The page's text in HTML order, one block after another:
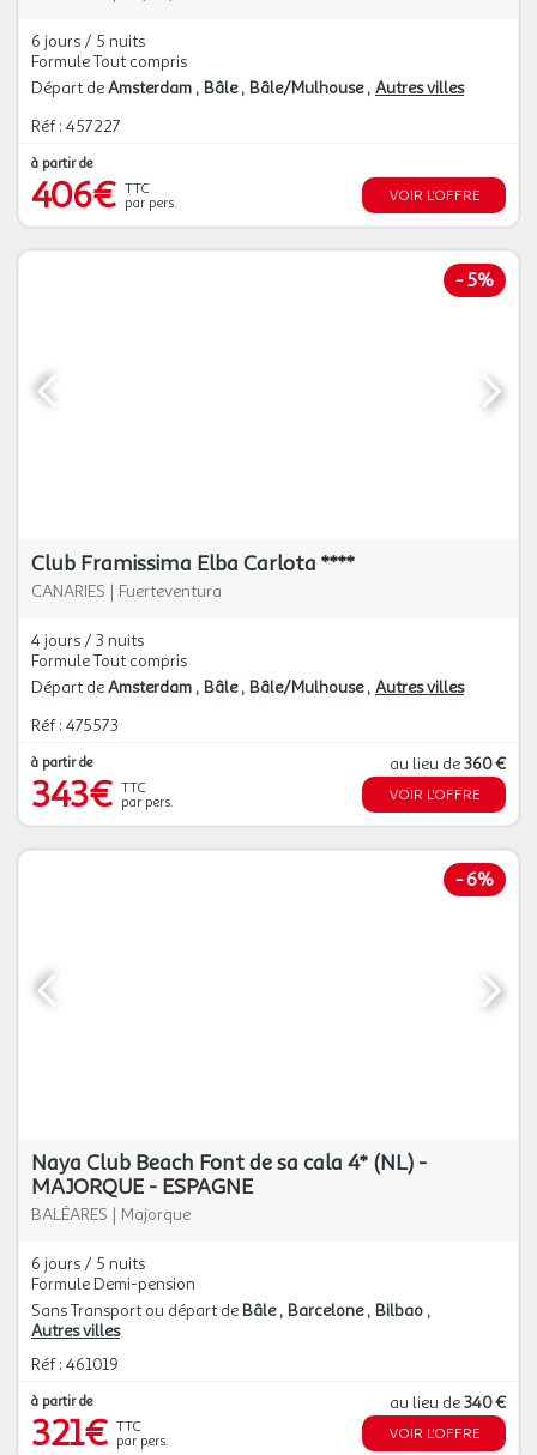
6 jours / 5 nuits
Formule Tout compris
Départ deAmsterdam Bâle Bâle/Mulhouse Autres villes
Réf : 457227
à partir de
406€ TTC
par pers.
VOIR L'OFFRE
- 5%
Club Framissima Elba Carlota ****
CANARIES | Fuerteventura
4 jours / 3 nuits
Formule Tout compris
Départ deAmsterdam Bâle Bâle/Mulhouse Autres villes
Réf : 475573
à partir de
343€ TTC
par pers.
au lieu de360 €
VOIR L'OFFRE
-6%
Naya Club Beach Font de sa cala 4* (NL) -
MAJORQUE - ESPAGNE
BALÉARES | Majorque
6 jours / 5 nuits
Formule Demi-pension
Sans Transport ou départ de Bâle Barcelone Bilbao
Autres villes
Réf : 461019
à partir de
321€ TTC
par pers.
au lieu de340 €
VOIR L'OFFRE